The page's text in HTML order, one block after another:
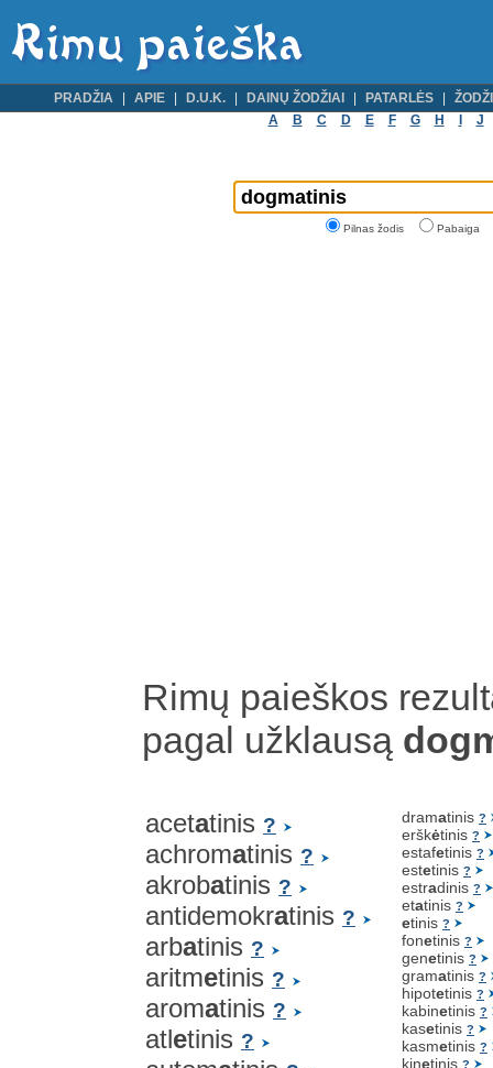
PRADŽIA APIE D.U.K. DAINŲ ŽODŽIAI PATARLĖS
A
B C D E F G H J
Pilnas žodis Pabaiga
Rimų paieškos
pagal užklausą
acetatinis ?
achromatinis ?
akrobatinis ?
antidemokratinis ?
arbatinis ?
aritmetinis ?
aromatinis ?
atletinis ?
dramatinis ?
erškėtinis ?
estafetinis ?
estetinis ?
estradinis ?
etatinis ?
etinis ?
fonetinis ?
genetinis ?
gramatinis ?
hipotetinis ?
kabinetinis ?
kasetinis ?
kasmetinis ?
kinetinis ?